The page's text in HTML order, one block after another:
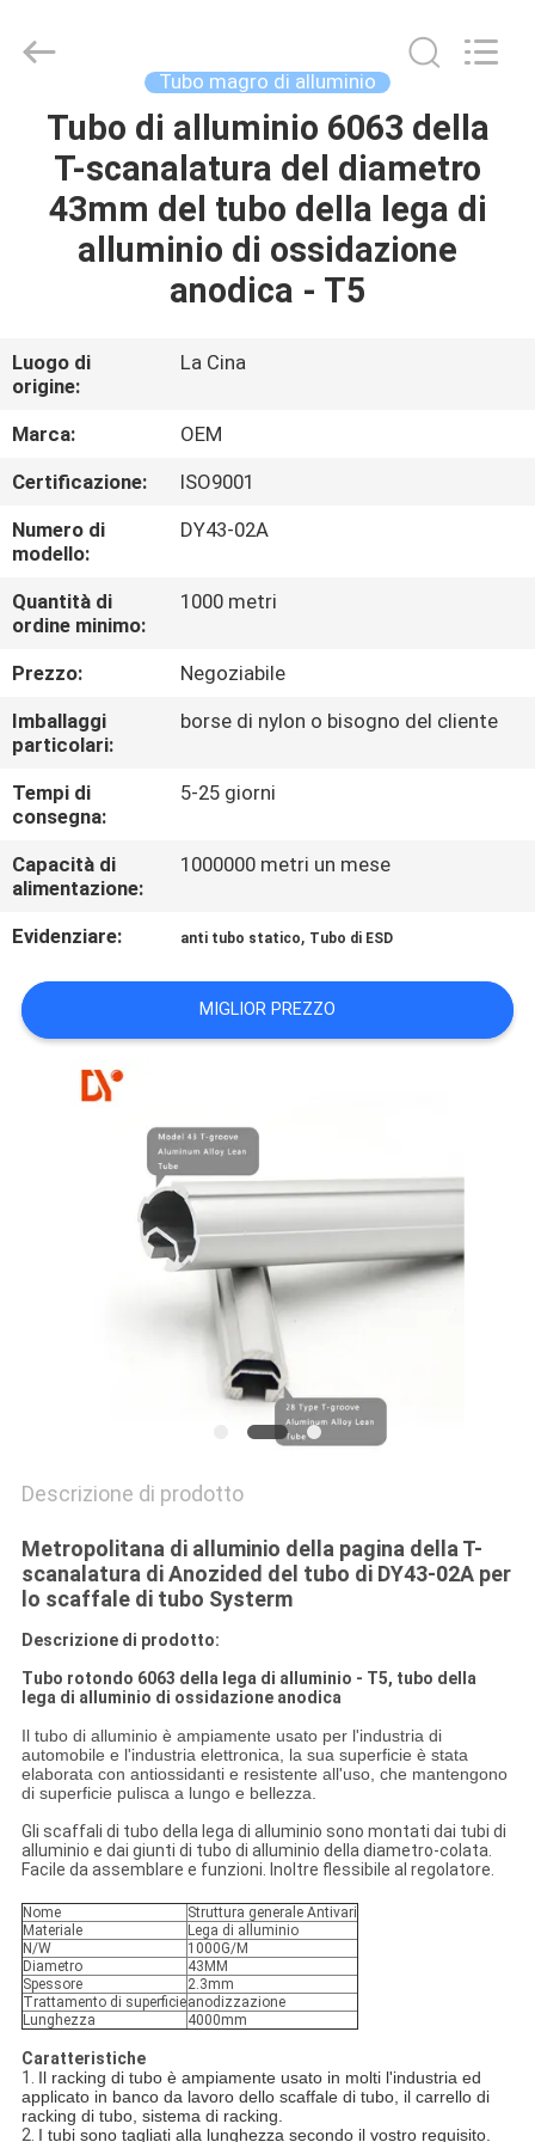
CASA
PRODOTTI
GIRO
DELLA
FABBRICA
CONTROLLO
DI
QUALITÀ
CONTATTICI
NOTIZIE
CASI
RICHIEDA
UNA
CITAZIONE
MAPPA
Equipment
Reserved.
Tubo magro di alluminio
Tubo di alluminio 6063 della
T-scanalatura del diametro
43mm del tubo della lega di
alluminio di ossidazione
anodica - T5
Luogo di
origine:
La Cina
Marca:
OEM
Certificazione:
ISO9001
Numero di
modello:
DY43-02A
Quantità di
ordine minimo:
1000 metri
Prezzo:
Negoziabile
Imballaggi
particolari:
borse di nylon o bisogno del cliente
Tempi di
consegna:
5-25 giorni
Capacità di
alimentazione:
1000000 metri un mese
Evidenziare: anti tubo statico, Tubo di ESD
MIGLIOR PREZZO
Descrizione di prodotto
Metropolitana di alluminio della pagina della T-
scanalatura di Anozided del tubo di DY43-02A per
lo scaffale di tubo Systerm
Descrizione di prodotto:
Tubo rotondo 6063 della lega di alluminio - T5, tubo della
lega di alluminio di ossidazione anodica
Il tubo di alluminio è ampiamente usato per l'industria di
automobile e l'industria elettronica, la sua superficie è stata
elaborata con antiossidanti e resistente all'uso, che mantengono
di superficie pulisca a lungo e bellezza.
Gli scaffali di tubo della lega di alluminio sono montati dai tubi di
alluminio e dai giunti di tubo di alluminio della diametro-colata.
Facile da assemblare e funzioni. Inoltre flessibile al regolatore.
Nome
Struttura generale Antivari
Materiale
Lega di alluminio
N/W
1000G/M
Diametro
43MM
Spessore
2.3mm
Trattamento di superficieanodizzazione
Lunghezza
4000mm
Caratteristiche
1. Il racking di tubo è ampiamente usato in molti l'industria ed
applicato in banco da lavoro dello scaffale di tubo, il carrello di
racking di tubo, sistema di racking.
2. I tubi sono tagliati alla lunghezza secondo il vostro requisito.